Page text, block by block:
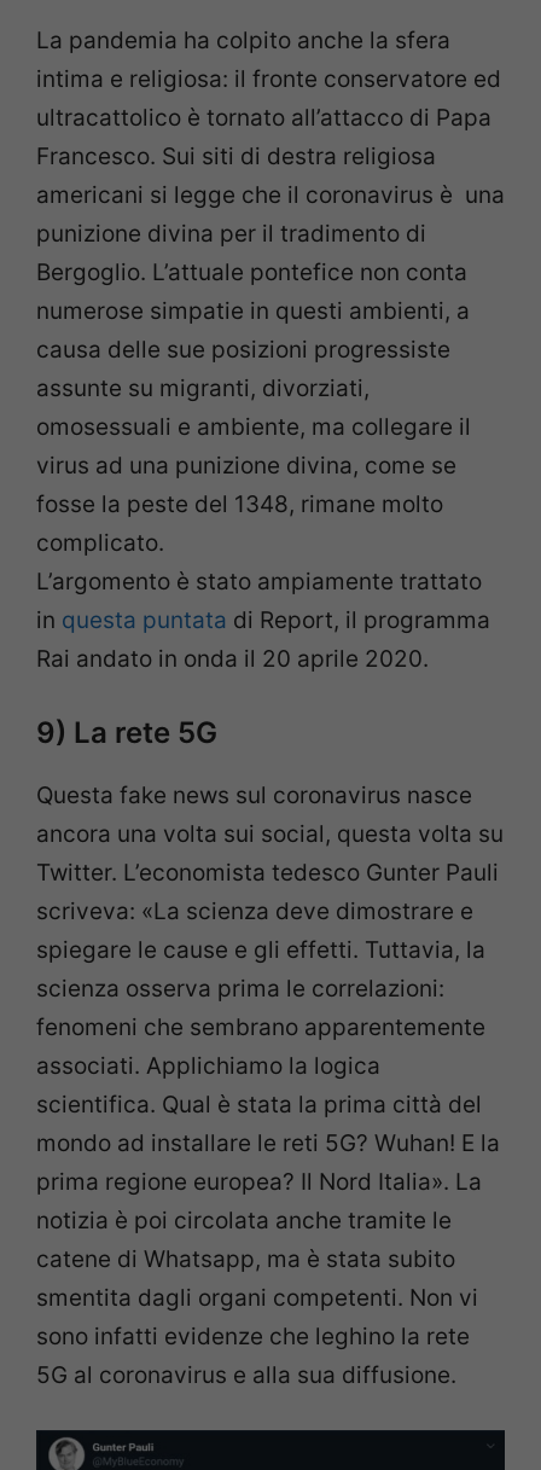
La pandemia ha colpito anche la sfera
intima e religiosa: il fronte conservatore ed
ultracattolico è tornato all’attacco di Papa
Francesco. Sui siti di destra religiosa
americani si legge che il coronavirus è una
punizione divina per il tradimento di
Bergoglio. L’attuale pontefice non conta
numerose simpatie in questi ambienti, a
causa delle sue posizioni progressiste
assunte su migranti, divorziati,
omosessuali e ambiente, ma collegare il
virus ad una punizione divina, come se
fosse la peste del 1348, rimane molto
complicato.
L’argomento è stato ampiamente trattato
in questa puntata di Report, il programma
Rai andato in onda il 20 aprile 2020.
9) La rete 5G
Questa fake news sul coronavirus nasce
ancora una volta sui social, questa volta su
Twitter. L’economista tedesco Gunter Pauli
scriveva: «La scienza deve dimostrare e
spiegare le cause e gli effetti. Tuttavia, la
scienza osserva prima le correlazioni:
fenomeni che sembrano apparentemente
associati. Applichiamo la logica
scientifica. Qual è stata la prima città del
mondo ad installare le reti 5G? Wuhan! E la
prima regione europea? Il Nord Italia». La
notizia è poi circolata anche tramite le
catene di Whatsapp, ma è stata subito
smentita dagli organi competenti. Non vi
sono infatti evidenze che leghino la rete
5G al coronavirus e alla sua diffusione.